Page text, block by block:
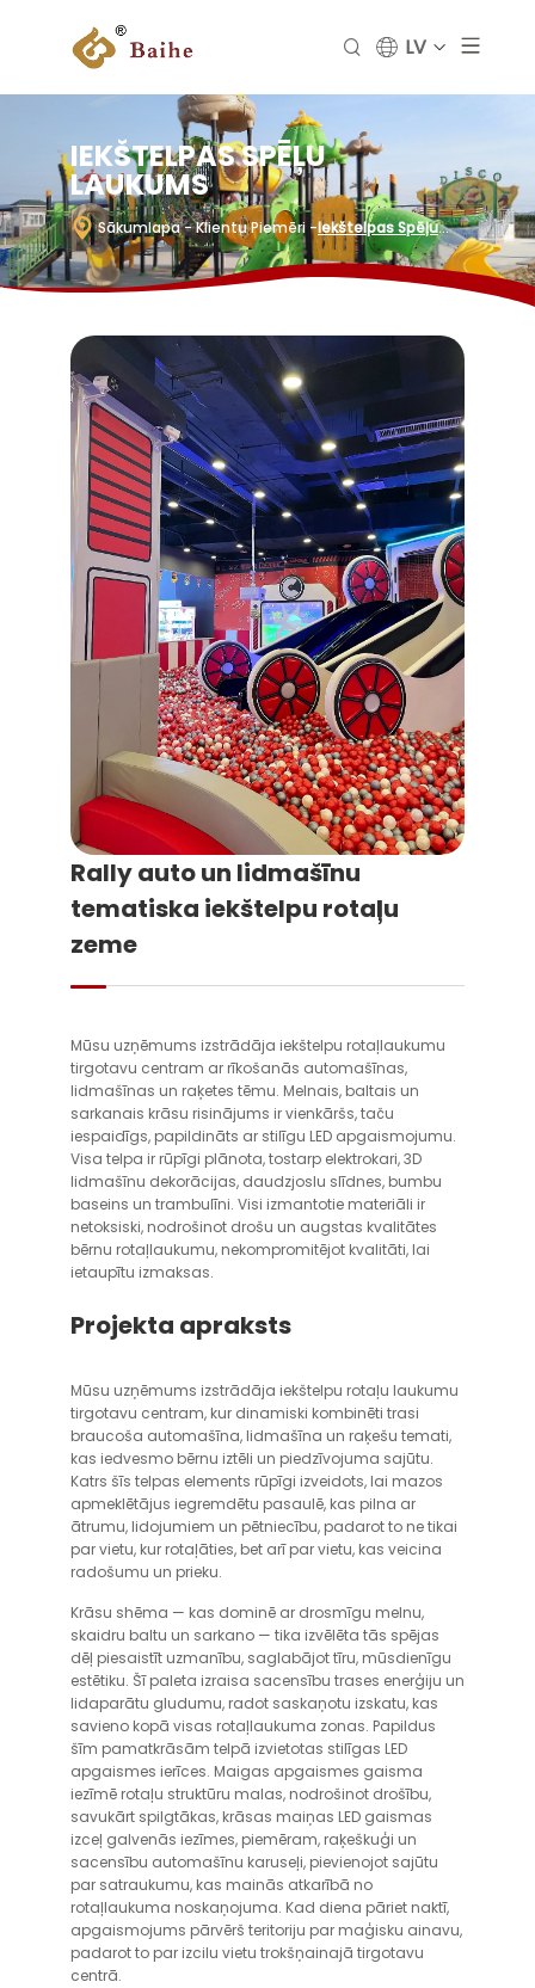
LV
IEKŠTELPAS SPĒĻU
LAUKUMS
Sākumlapa- Klientu Piemēri -Iekštelpas Spēļu
Laukums
Rally auto un lidmašīnu
tematiska iekštelpu rotaļu
zeme
Mūsu uzņēmums izstrādāja iekštelpu rotaļlaukumu
tirgotavu centram ar rīkošanās automašīnas,
lidmašīnas un raķetes tēmu. Melnais, baltais un
sarkanais krāsu risinājums ir vienkāršs, taču
iespaidīgs, papildināts ar stilīgu LED apgaismojumu.
Visa telpa ir rūpīgi plānota, tostarp elektrokari, 3D
lidmašīnu dekorācijas, daudzjoslu slīdnes, bumbu
baseins un trambulīni. Visi izmantotie materiāli ir
netoksiski, nodrošinot drošu un augstas kvalitātes
bērnu rotaļlaukumu, nekompromitējot kvalitāti, lai
ietaupītu izmaksas.
Projekta apraksts
Mūsu uzņēmums izstrādāja iekštelpu rotaļu laukumu
tirgotavu centram, kur dinamiski kombinēti trasi
braucoša automašīna, lidmašīna un raķešu temati,
kas iedvesmo bērnu iztēli un piedzīvojuma sajūtu.
Katrs šīs telpas elements rūpīgi izveidots, lai mazos
apmeklētājus iegremdētu pasaulē, kas pilna ar
ātrumu, lidojumiem un pētniecību, padarot to ne tikai
par vietu, kur rotaļāties, bet arī par vietu, kas veicina
radošumu un prieku.
Krāsu shēma — kas dominē ar drosmīgu melnu,
skaidru baltu un sarkano — tika izvēlēta tās spējas
dēļ piesaistīt uzmanību, saglabājot tīru, mūsdienīgu
estētiku. Šī paleta izraisa sacensību trases enerģiju un
lidaparātu gludumu, radot saskaņotu izskatu, kas
savieno kopā visas rotaļlaukuma zonas. Papildus
šīm pamatkrāsām telpā izvietotas stilīgas LED
apgaismes ierīces. Maigas apgaismes gaisma
iezīmē rotaļu struktūru malas, nodrošinot drošību,
savukārt spilgtākas, krāsas maiņas LED gaismas
izceļ galvenās iezīmes, piemēram, raķeškuģi un
sacensību automašīnu karuseļi, pievienojot sajūtu
par satraukumu, kas mainās atkarībā no
rotaļlaukuma noskaņojuma. Kad diena pāriet naktī,
apgaismojums pārvērš teritoriju par maģisku ainavu,
padarot to par izcilu vietu trokšņainajā tirgotavu
centrā.